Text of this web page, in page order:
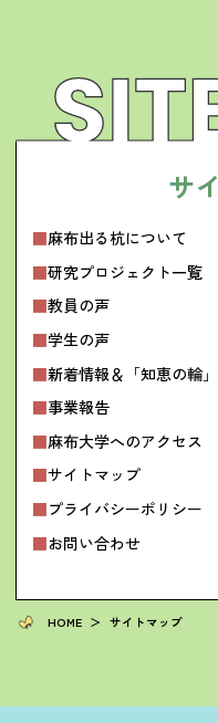
サイ
麻布出る杭について
研究プロジェクト一覧
教員の声
学生の声
新着情報＆「知恵の輪」
事業報告
麻布大学へのアクセス
サイトマップ
プライバシーポリシー
お問い合わせ
HOME ＞ サイトマップ